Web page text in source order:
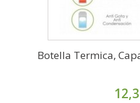
Botella Termica,